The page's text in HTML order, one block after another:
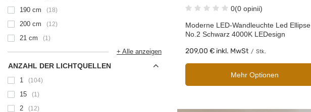
190 cm 18
200 cm 12
21 cm 1
+ Alle anzeigen
ANZAHL DER LICHTQUELLEN
1 104
15 1
2 12
0(0 opinii)
Moderne LED-Wandleuchte Led Ellipse
No.2 Schwarz 4000K LEDesign
209,00 € inkl. MwSt / Stk.
Mehr Optionen